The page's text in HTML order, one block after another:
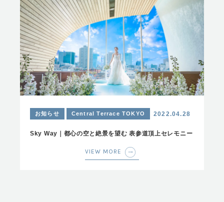
お知らせ Central Terrace TOKYO 2022.04.28
Sky Way｜都心の空と絶景を望む 表参道頂上セレモニー
VIEW MORE